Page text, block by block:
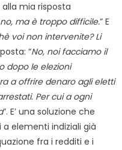
alla mia risposta
ma è troppo difficile.” E
voi non intervenite? Li
“No, noi facciamo il
dopo le elezioni
a offrire denaro agli eletti
Per cui a ogni
”. E’ una soluzione che
elementi indiziali già
fra i redditi e i